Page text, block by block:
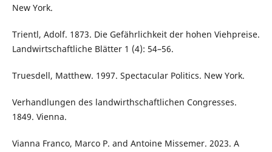
New York.
Trientl, Adolf. 1873. Die Gefährlichkeit der hohen Viehpreise.
Landwirtschaftliche Blätter 1 (4): 54–56.
Truesdell, Matthew. 1997. Spectacular Politics. New York.
Verhandlungen des landwirthschaftlichen Congresses.
1849. Vienna.
Vianna Franco, Marco P. and Antoine Missemer. 2023. A